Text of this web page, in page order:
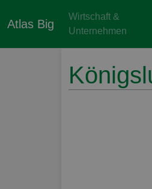
Atlas Big
Wirtschaft &
Unternehmen